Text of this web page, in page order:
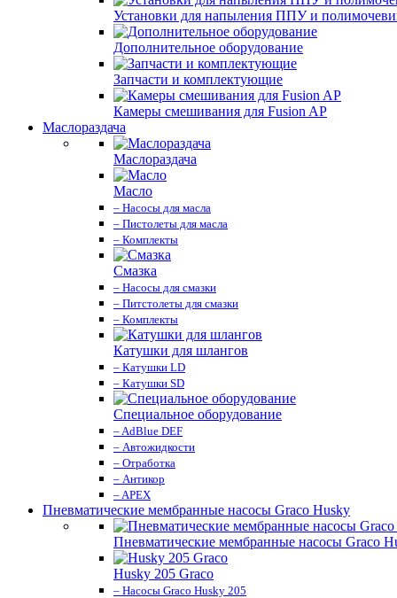
Установки для напыления ППУ и
Дополнительное оборудование
Запчасти и комплектующие
Камеры смешивания для Fusion AP
Маслораздача
Маслораздача
Масло
– Насосы для масла
– Пистолеты для масла
– Комплекты
Смазка
– Насосы для смазки
– Питстолеты для смазки
– Комплекты
Катушки для шлангов
– Катушки LD
– Катушки SD
Специальное оборудование
– AdBlue DEF
– Автожидкости
– Отработка
– Антикор
– APEX
Пневматические мембранные насосы Graco Husky
Пневматические мембранные насосы Graco
Husky 205 Graco
– Насосы Graco Husky 205